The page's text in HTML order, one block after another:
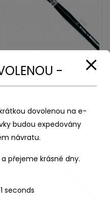
102 plochý -mix červená
-
dovolenou na e-
budou expedovány
návratu.
přejeme krásné dny.
1 seconds